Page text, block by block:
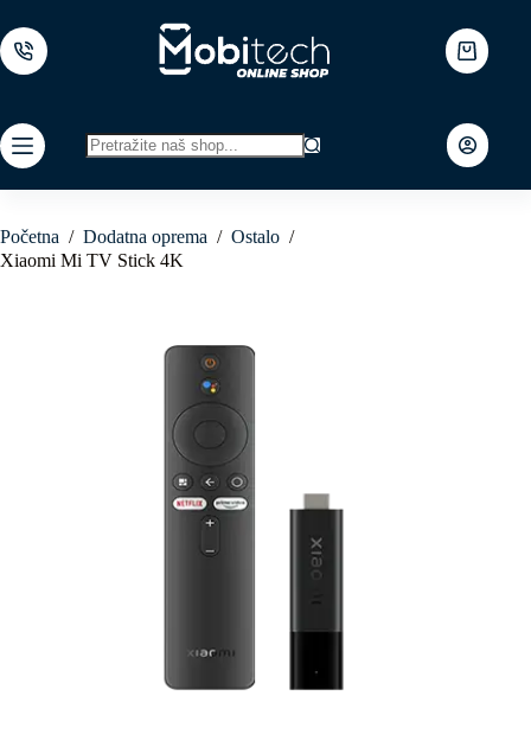
to
content
Shopping
cart
results
Početna / Dodatna oprema / Ostalo /
Xiaomi Mi TV Stick 4K